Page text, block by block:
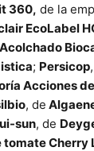
360, de la
EcoLabel
; Persicop
Acciones
, de
sun, de
Cherry